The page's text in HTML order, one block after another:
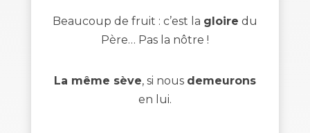
Beaucoup de fruit : c’est la gloire du
Père… Pas la nôtre !
La même sève, si nous demeurons
en lui.